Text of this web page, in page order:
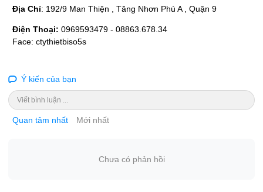
Địa Chỉ: 192/9 Man Thiện , Tăng Nhơn Phú A , Quận 9
Điện Thoại: 0969593479 - 08863.678.34
Face: ctythietbiso5s
Ý kiến của bạn
Viết bình luận ...
Quan tâm nhất Mới nhất
Chưa có phản hồi